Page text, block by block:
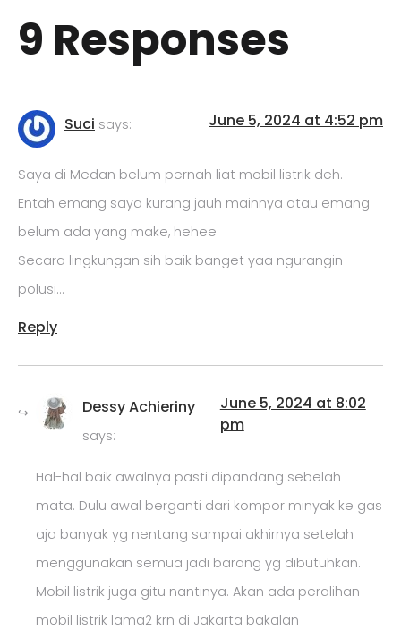
9 Responses
Suci says: June 5, 2024 at 4:52 pm
Saya di Medan belum pernah liat mobil listrik deh.
Entah emang saya kurang jauh mainnya atau emang
belum ada yang make, hehee
Secara lingkungan sih baik banget yaa ngurangin
polusi…
Reply
Dessy Achieriny
says:
June 5, 2024 at 8:02
pm
Hal-hal baik awalnya pasti dipandang sebelah
mata. Dulu awal berganti dari kompor minyak ke gas
aja banyak yg nentang sampai akhirnya setelah
menggunakan semua jadi barang yg dibutuhkan.
Mobil listrik juga gitu nantinya. Akan ada peralihan
mobil listrik lama2 krn di Jakarta bakalan